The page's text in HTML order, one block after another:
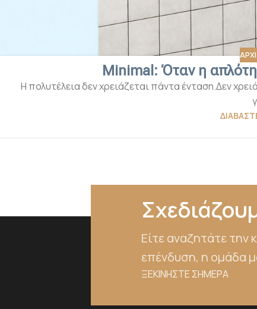
Minimal: Όταν η
Η πολυτέλεια δεν χρειάζεται πάντα ένταση.Δεν
Είτε αναζητάτε την
επένδυση, η ομάδα
ΞΕΚΙΝΗΣΤΕ ΣΗΜΕΡΑ